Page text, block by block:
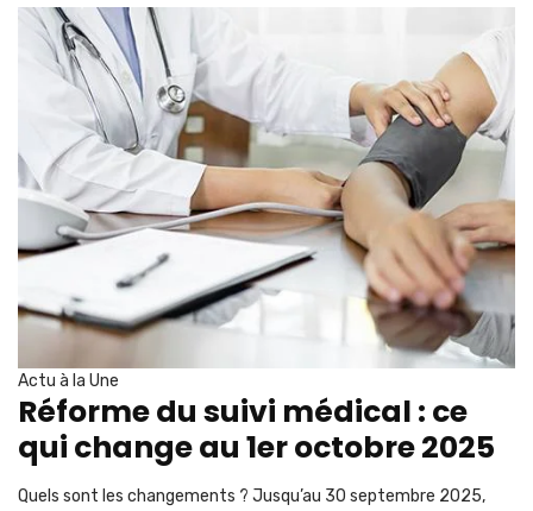
Actu à la Une
Réforme du suivi médical : ce
qui change au 1er octobre 2025
Quels sont les changements ? Jusqu’au 30 septembre 2025,